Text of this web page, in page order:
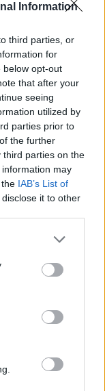
Information
third parties, or
for
below opt-out
that after your
seeing
utilized by
parties prior to
the further
third parties on the
information may
IAB’s List of
it to other
or more Google
You may click to
party tags to
in below Google
για το
ειδική
υπολογίζεται
βασικού
φτάνει το 80%
επιπλέον
σε
Εύκολη